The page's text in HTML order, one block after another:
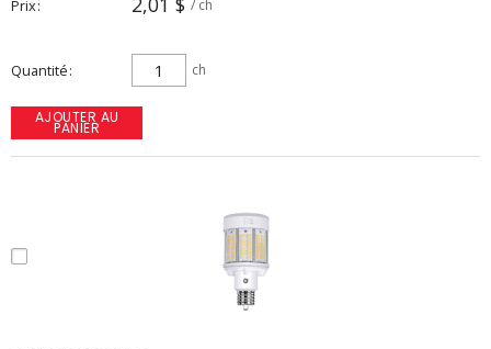
Prix / ch
Quantité ch
AJOUTER AU
PANIER